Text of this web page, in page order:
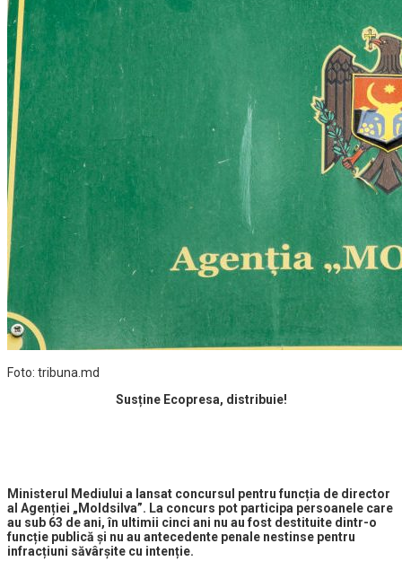
Foto: tribuna.md
Susține Ecopresa, distribuie!
Ministerul Mediului a lansat concursul pentru funcția de director
al Agenției „Moldsilva”. La concurs pot participa persoanele care
au sub 63 de ani, în ultimii cinci ani nu au fost destituite dintr-o
funcție publică și nu au antecedente penale nestinse pentru
infracțiuni săvârșite cu intenție.